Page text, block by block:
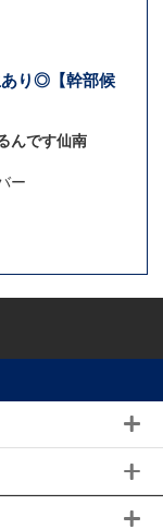
あり◎【幹部候
んです仙南
ー